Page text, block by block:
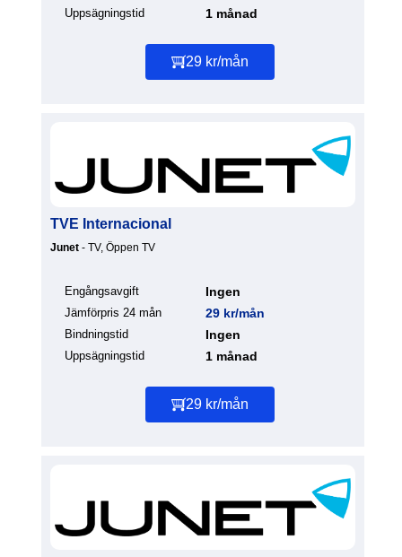
Uppsägningstid 1 månad
29 kr/mån
TVE Internacional
Junet - TV, Öppen TV
Engångsavgift Ingen
Jämförpris 24 mån 29 kr/mån
Bindningstid Ingen
Uppsägningstid 1 månad
29 kr/mån